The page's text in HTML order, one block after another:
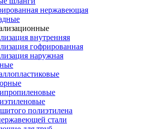
нержавеющая
внутренняя
гофрированная
наружная
полиэтилена
стали